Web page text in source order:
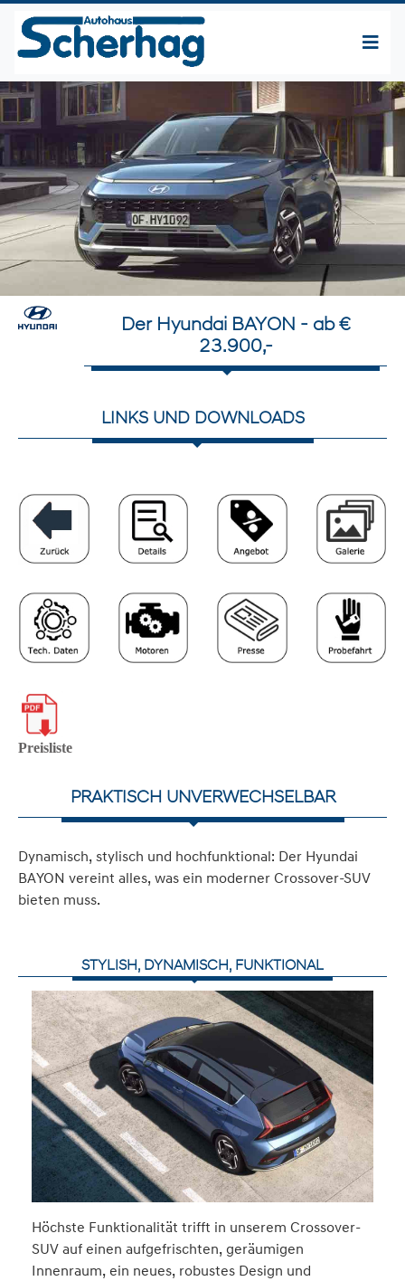
Der Hyundai BAYON - ab €
23.900,-
LINKS UND DOWNLOADS
Preisliste
PRAKTISCH UNVERWECHSELBAR
Dynamisch, stylisch und hochfunktional: Der Hyundai
BAYON vereint alles, was ein moderner Crossover-SUV
bieten muss.
STYLISH, DYNAMISCH, FUNKTIONAL
Höchste Funktionalität trifft in unserem Crossover-
SUV auf einen aufgefrischten, geräumigen
Innenraum, ein neues, robustes Design und